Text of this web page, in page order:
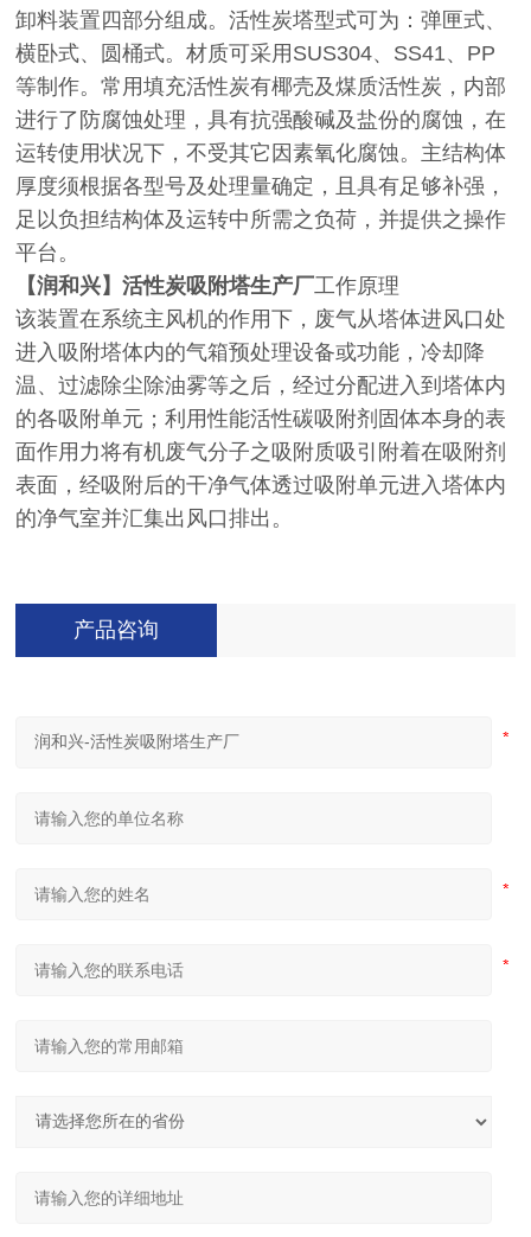
卸料装置四部分组成。活性炭塔型式可为：弹匣式、
横卧式、圆桶式。材质可采用SUS304、SS41、PP
等制作。常用填充活性炭有椰壳及煤质活性炭，内部
进行了防腐蚀处理，具有抗强酸碱及盐份的腐蚀，在
运转使用状况下，不受其它因素氧化腐蚀。主结构体
厚度须根据各型号及处理量确定，且具有足够补强，
足以负担结构体及运转中所需之负荷，并提供之操作
平台。
【润和兴】活性炭吸附塔生产厂工作原理
该装置在系统主风机的作用下，废气从塔体进风口处
进入吸附塔体内的气箱预处理设备或功能，冷却降
温、过滤除尘除油雾等之后，经过分配进入到塔体内
的各吸附单元；利用性能活性碳吸附剂固体本身的表
面作用力将有机废气分子之吸附质吸引附着在吸附剂
表面，经吸附后的干净气体透过吸附单元进入塔体内
的净气室并汇集出风口排出。
产品咨询